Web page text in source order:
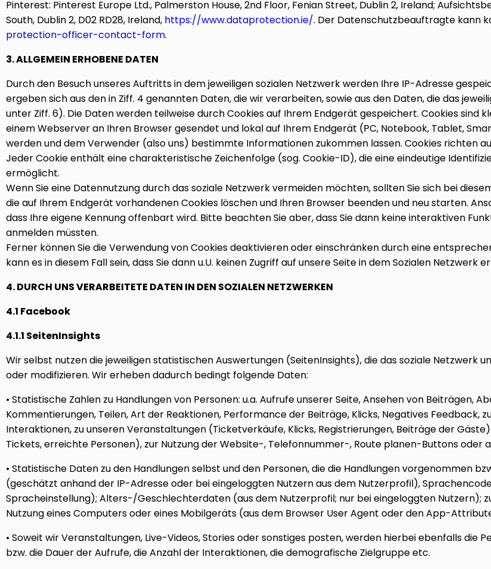
Pinterest: Pinterest Europe Ltd., Palmerston House, 2nd Floor, Fenian Street, Dublin 2, Ireland;
South, Dublin 2, D02 RD28, Ireland, https://www.dataprotection.ie/. Der Datenschutzbeauftragte kann
protection-officer-contact-form.
3. ALLGEMEIN ERHOBENE DATEN
Durch den Besuch unseres Auftritts in dem jeweiligen sozialen Netzwerk werden Ihre IP-Adresse
ergeben sich aus den in Ziff. 4 genannten Daten, die wir verarbeiten, sowie aus den Daten, die das
unter Ziff. 6). Die Daten werden teilweise durch Cookies auf Ihrem Endgerät gespeichert. Cookies sind
einem Webserver an Ihren Browser gesendet und lokal auf Ihrem Endgerät (PC, Notebook, Tablet,
werden und dem Verwender (also uns) bestimmte Informationen zukommen lassen. Cookies richten
Jeder Cookie enthält eine charakteristische Zeichenfolge (sog. Cookie-ID), die eine eindeutige
ermöglicht.
Wenn Sie eine Datennutzung durch das soziale Netzwerk vermeiden möchten, sollten Sie sich bei
die auf Ihrem Endgerät vorhandenen Cookies löschen und Ihren Browser beenden und neu starten.
dass Ihre eigene Kennung offenbart wird. Bitte beachten Sie aber, dass Sie dann keine interaktiven
anmelden müssten.
Ferner können Sie die Verwendung von Cookies deaktivieren oder einschränken durch eine
kann es in diesem Fall sein, dass Sie dann u.U. keinen Zugriff auf unsere Seite in dem Sozialen Netzwerk
4. DURCH UNS VERARBEITETE DATEN IN DEN SOZIALEN NETZWERKEN
4.1 Facebook
4.1.1 SeitenInsights
Wir selbst nutzen die jeweiligen statistischen Auswertungen (SeitenInsights), die das soziale Netzwerk
oder modifizieren. Wir erheben dadurch bedingt folgende Daten:
• Statistische Zahlen zu Handlungen von Personen: u.a. Aufrufe unserer Seite, Ansehen von Beiträgen,
Kommentierungen, Teilen, Art der Reaktionen, Performance der Beiträge, Klicks, Negatives Feedback,
Interaktionen, zu unseren Veranstaltungen (Ticketverkäufe, Klicks, Registrierungen, Beiträge der
Tickets, erreichte Personen), zur Nutzung der Website-, Telefonnummer-, Route planen-Buttons oder
• Statistische Daten zu den Handlungen selbst und den Personen, die die Handlungen vorgenommen
(geschätzt anhand der IP-Adresse oder bei eingeloggten Nutzern aus dem Nutzerprofil),
Spracheinstellung); Alters-/Geschlechterdaten (aus dem Nutzerprofil; nur bei eingeloggten Nutzern);
Nutzung eines Computers oder eines Mobilgeräts (aus dem Browser User Agent oder den App-
• Soweit wir Veranstaltungen, Live-Videos, Stories oder sonstiges posten, werden hierbei ebenfalls die
bzw. die Dauer der Aufrufe, die Anzahl der Interaktionen, die demografische Zielgruppe etc.